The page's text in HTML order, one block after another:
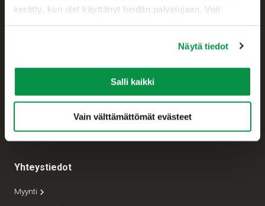
kerätty, kun olet käyttänyt heidän palvelujaan. Voit
Näytä tiedot
Salli kaikki
Vain välttämättömät evästeet
Kaapelikatu 2
05800 HYVINKÄÄ
FINLAND
Yhteystiedot
Myynti